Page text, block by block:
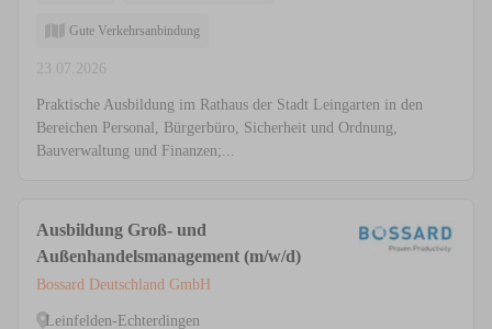
Gute Verkehrsanbindung
23.07.2026
Praktische Ausbildung im Rathaus der Stadt Leingarten in den
Bereichen Personal, Bürgerbüro, Sicherheit und Ordnung,
Bauverwaltung und Finanzen;...
Ausbildung Groß- und
Außenhandelsmanagement (m/w/d)
Bossard Deutschland GmbH
Leinfelden-Echterdingen